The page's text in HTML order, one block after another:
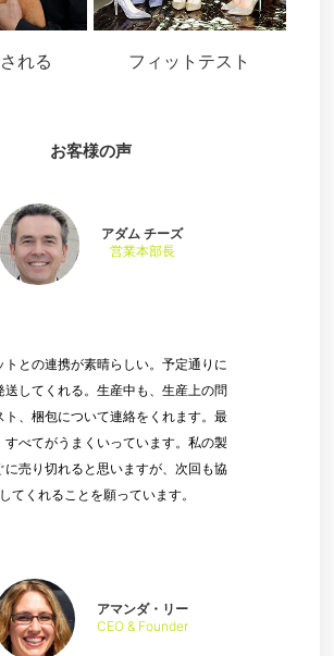
れる フィットテスト
お客様の声
アマンダ・リー
CEO & Founder
トとの連携が素晴らしい。予定通りに
送してくれる。生産中も、生産上の問
ト、梱包について連絡をくれます。最
すべてがうまくいっています。私の製
に売り切れると思いますが、次回も協
てくれることを願っています。
アダム チーズ
営業本部長